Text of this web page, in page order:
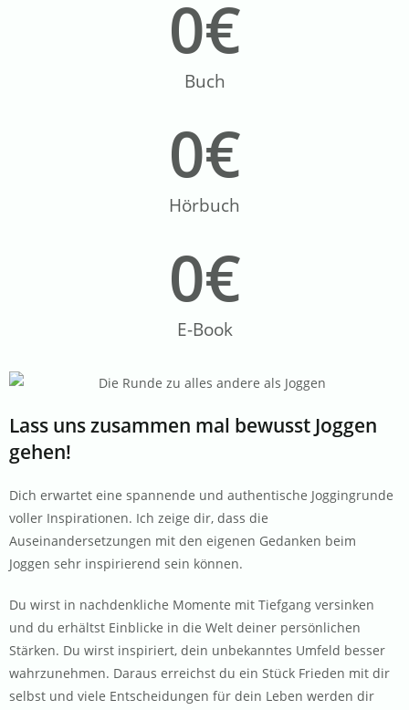
Buch
0€
Hörbuch
0€
E-Book
0€
Lass uns zusammen mal bewusst Joggen
gehen!
Dich erwartet eine spannende und authentische Joggingrunde
voller Inspirationen. Ich zeige dir, dass die
Auseinandersetzungen mit den eigenen Gedanken beim
Joggen sehr inspirierend sein können.
Du wirst in nachdenkliche Momente mit Tiefgang versinken
und du erhältst Einblicke in die Welt deiner persönlichen
Stärken. Du wirst inspiriert, dein unbekanntes Umfeld besser
wahrzunehmen. Daraus erreichst du ein Stück Frieden mit dir
selbst und viele Entscheidungen für dein Leben werden dir